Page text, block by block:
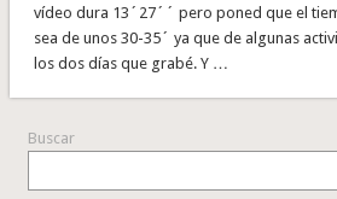
vídeo dura 13´27´´ pero poned que el
sea de unos 30-35´ ya que de algunas
los dos días que grabé. Y …
Buscar